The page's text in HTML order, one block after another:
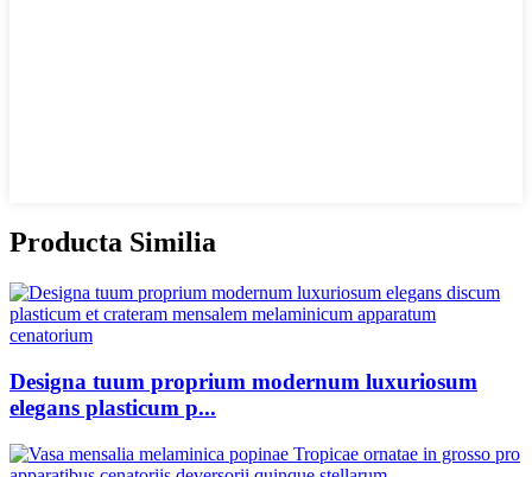
Producta Similia
Designa tuum proprium modernum luxuriosum
elegans plasticum p...